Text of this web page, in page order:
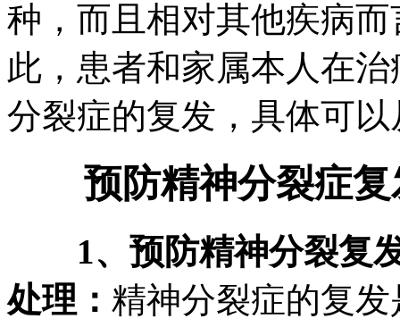
种，而且相对其他疾病
此，患者和家属本人在
分裂症的复发，具体可
预防精神分裂症复
1、预防精神分裂复发
处理： 精神分裂症的复